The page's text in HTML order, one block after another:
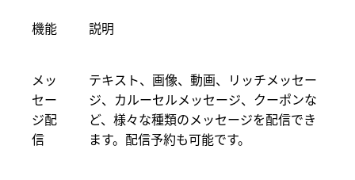
機能 説明
メッ
セー
ジ配
信
テキスト、画像、動画、リッチメッセー
ジ、カルーセルメッセージ、クーポンな
ど、様々な種類のメッセージを配信でき
ます。配信予約も可能です。